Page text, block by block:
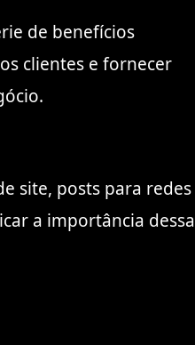
de benefícios
clientes e fornecer
site, posts para redes
a importância dessa